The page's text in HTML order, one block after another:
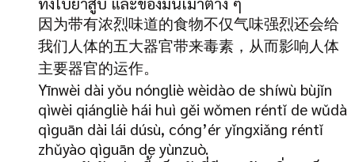
因为带有浓烈味道的食物不仅气味强烈还会给
我们人体的五大器官带来毒素，从而影响人体
主要器官的运作。
Yīnwèi dài yǒu nóngliè wèidào de shíwù bùjǐn
qìwèi qiángliè hái huì gěi wǒmen réntǐ de wǔdà
qìguān dài lái dúsù, cóng’ér yǐngxiǎng réntǐ
zhǔyào qìguān de yùnzuò.